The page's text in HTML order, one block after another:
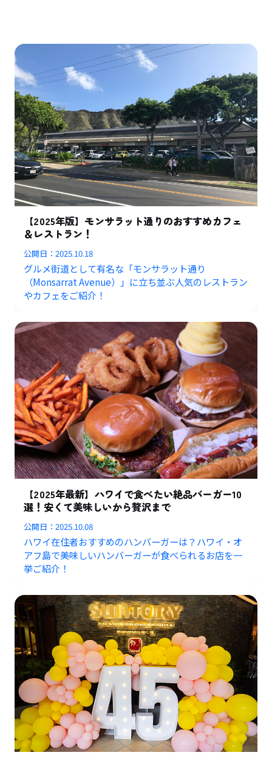
【2025年版】モンサラット通りのおすすめカフェ
＆レストラン！
公開日：2025.10.18
グルメ街道として有名な「モンサラット通り
（Monsarrat Avenue）」に立ち並ぶ人気のレストラン
やカフェをご紹介！
【2025年最新】ハワイで食べたい絶品バーガー10
選！安くて美味しいから贅沢まで
公開日：2025.10.08
ハワイ在住者おすすめのハンバーガーは？ハワイ・オ
アフ島で美味しいハンバーガーが食べられるお店を一
挙ご紹介！